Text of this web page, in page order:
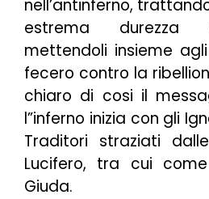
nell’antinferno,
estrema durezza
mettendoli insieme
fecero contro la
chiaro di cosi il
l”inferno inizia con gli
Traditori straziati
Lucifero, tra cui
Giuda.